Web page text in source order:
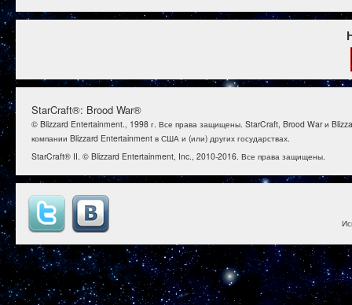
StarCraft®: Brood War®
© Blizzard Entertainment., 1998 г. Все права защищены. StarCraft, Brood War и
компании Blizzard Entertainment в США и (или) других государствах.
StarCraft® II. © Blizzard Entertainment, Inc., 2010-2016. Все права защищены.